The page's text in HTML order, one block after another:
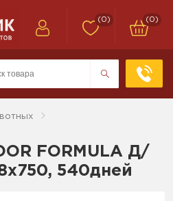
(0) (0)
FORMULA Д/
540дней